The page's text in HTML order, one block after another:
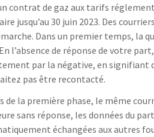
contrat de gaz aux tarifs
jusqu’au 30 juin 2023. Des
Dans un premier temps, la
l’absence de réponse de votre
par la négative, en signifiant
pas être recontacté.
la première phase, le même
sans réponse, les données du
échangées aux autres